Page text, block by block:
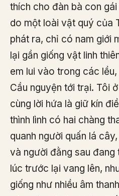
thích cho đàn bà con
do một loài vật quý của
phát ra, chỉ có nam giới
lại gần giống vật linh
em lui vào trong các
Cầu nguyện tới trại. Tôi
cùng lời hứa là giữ kín
thình lình có hai chàng
quanh người quấn lá
và người đằng sau đang
lúc trước lại vang lên,
giống như nhiều âm